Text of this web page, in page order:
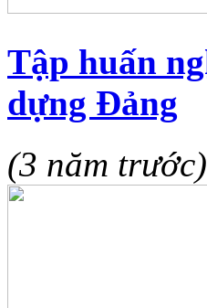
Tập huấn
dựng Đảng
(3 năm trước)